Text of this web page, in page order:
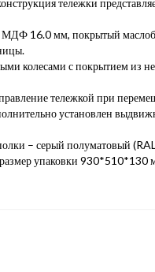
тележки
МДФ 16.0 мм, покрытый
колесами с покрытием из
тележкой при
установлен
– серый полуматовый
размер упаковки 930*510*130